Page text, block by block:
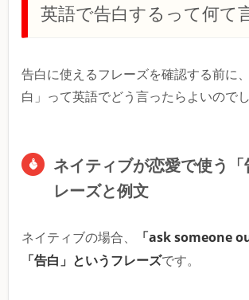
英語で告白するって何て
告白に使えるフレーズを確認する前に
白」って英語でどう言ったらよいので
ネイティブが恋愛で使う「
レーズと例文
ネイティブの場合、
「ask someone
「告白」というフレーズです。